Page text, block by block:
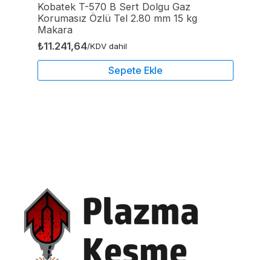
Kobatek T-570 B Sert Dolgu Gaz
Korumasız Özlü Tel 2.80 mm 15 kg
Makara
₺11.241,64/KDV dahil
Sepete Ekle